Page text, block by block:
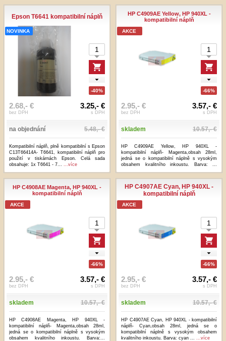
Epson T6641 kompatibilní náplň
NOVINKA
-40%
2.68,- €
bez DPH
3.25,- €
s DPH
na objednání 5.48,- €
Kompatibilní náplň, plně kompatibilní s Epson
C13T66414A- T6641, kompatibilní náplň pro
použití v tiskárnách Epson. Celá sada
obsahuje: 1x T6641 - 7...
...více
HP C4909AE Yellow, HP 940XL -
kompatibilní náplň
AKCE
-66%
2.95,- €
bez DPH
3.57,- €
s DPH
skladem 10.57,- €
HP C4909AE Yellow, HP 940XL -
kompatibilní náplň- Magenta,obsah 28ml,
jedná se o kompatibilní náplně s vysokým
obsahem kvalitního inkoustu. Barva: ...
HP C4908AE Magenta, HP 940XL -
kompatibilní náplň
AKCE
-66%
2.95,- €
bez DPH
3.57,- €
s DPH
skladem 10.57,- €
HP C4908AE Magenta, HP 940XL -
kompatibilní náplň- Magenta,obsah 28ml,
jedná se o kompatibilní náplně s vysokým
obsahem kvalitního inkoustu. Barva:...
HP C4907AE Cyan, HP 940XL -
kompatibilní náplň
AKCE
-66%
2.95,- €
bez DPH
3.57,- €
s DPH
skladem 10.57,- €
HP C4907AE Cyan, HP 940XL - kompatibilní
náplň- Cyan,obsah 28ml, jedná se o
kompatibilní náplně s vysokým obsahem
kvalitního inkoustu. Barva: cyan ...
...více